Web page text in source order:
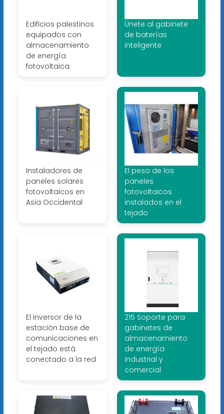
Edificios palestinos
equipados con
almacenamiento
de energía
fotovoltaica
Únete al gabinete
de baterías
inteligente
Instaladores de
paneles solares
fotovoltaicos en
Asia Occidental
El peso de los
paneles
fotovoltaicos
instalados en el
tejado
El inversor de la
estación base de
comunicaciones en
el tejado está
conectado a la red
215 Soporte para
gabinetes de
almacenamiento
de energía
industrial y
comercial